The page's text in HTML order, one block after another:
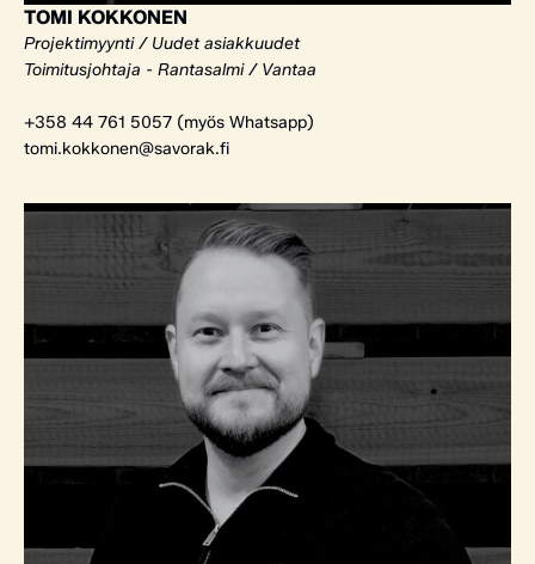
TOMI KOKKONEN
Projektimyynti / Uudet asiakkuudet
Toimitusjohtaja - Rantasalmi / Vantaa
+358 44 761 5057 (myös Whatsapp)
tomi.kokkonen@savorak.fi